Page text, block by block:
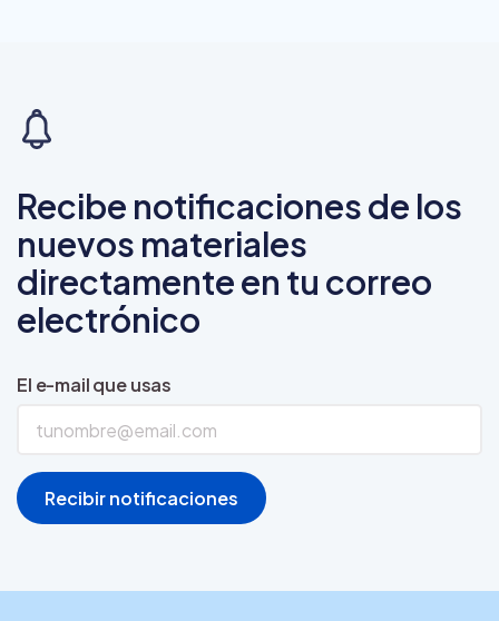
Recibe notificaciones de los
nuevos materiales
directamente en tu correo
electrónico
El e-mail que usas
Recibir notificaciones